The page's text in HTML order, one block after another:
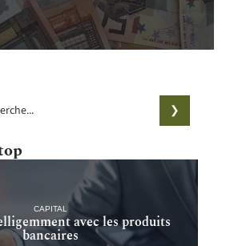
CAPITAL
avec les produits
bancaires